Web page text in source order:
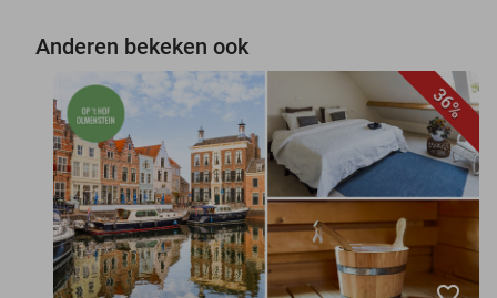
Anderen bekeken ook
36%